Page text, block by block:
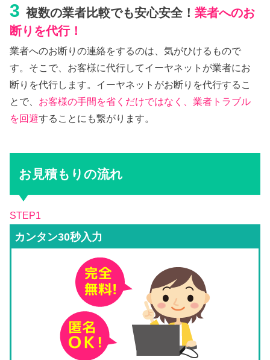
3 複数の業者比較でも安心安全！業者へのお
断りを代行！
業者へのお断りの連絡をするのは、気がひけるもので
す。そこで、お客様に代行してイーヤネットが業者にお
断りを代行します。イーヤネットがお断りを代行するこ
とで、 お客様の手間を省くだけではなく、業者トラブル
を回避することにも繋がります。
お見積もりの流れ
STEP1
カンタン30秒入力